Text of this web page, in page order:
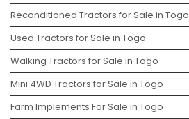
Reconditioned Tractors for Sale in Togo
Used Tractors for Sale in Togo
Walking Tractors for Sale in Togo
Mini 4WD Tractors for Sale in Togo
Farm Implements For Sale in Togo